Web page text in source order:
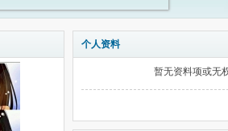
个人资料
暂无资料项或无